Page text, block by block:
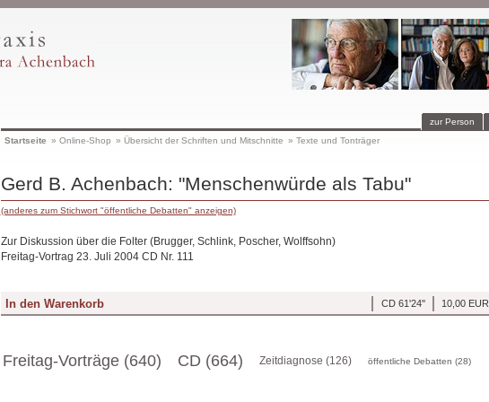
zur Person
Startseite » Online-Shop » Übersicht der Schriften und Mitschnitte » Texte und Tonträger
Gerd B. Achenbach: "Menschenwürde als Tabu"
(anderes zum Stichwort "öffentliche Debatten" anzeigen)
Zur Diskussion über die Folter (Brugger, Schlink, Poscher, Wolffsohn)
Freitag-Vortrag 23. Juli 2004 CD Nr. 111
10,00 EUR
CD 61'24''
Freitag-Vorträge (640) CD (664) Zeitdiagnose (126) öffentliche Debatten (28)